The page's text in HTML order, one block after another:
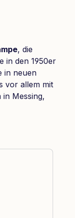
, die
in den 1950er
in neuen
vor allem mit
Messing,